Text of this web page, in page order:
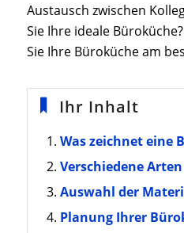
Austausch zwischen
Sie Ihre ideale
Sie Ihre Büroküche am
Ihr Inhalt
Was zeichnet eine
Verschiedene Arten
Auswahl der
Planung Ihrer